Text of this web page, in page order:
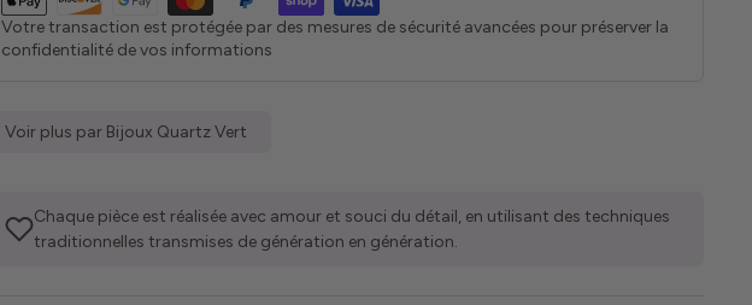
Votre transaction est protégée par des mesures de sécurité avancées pour préserver la
confidentialité de vos informations
Voir plus par Bijoux Quartz Vert
Chaque pièce est réalisée avec amour et souci du détail, en utilisant des techniques
traditionnelles transmises de génération en génération.